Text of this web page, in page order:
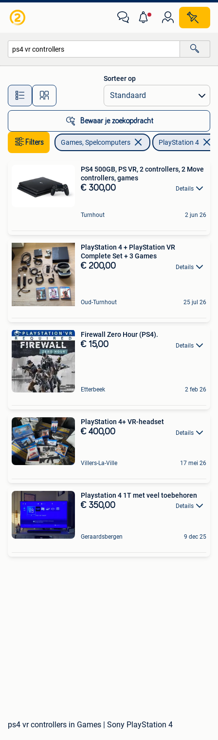
Alle afstanden…
Sorteer op
Bewaar je zoekopdracht
Filters Games, Spelcomputers PlayStation 4
PS4 500GB, PS VR, 2 controllers, 2 Move
controllers, games
€ 300,00 Details
Turnhout 2 jun 26
PlayStation 4 + PlayStation VR
Complete Set + 3 Games
€ 200,00 Details
Oud-Turnhout 25 jul 26
Firewall Zero Hour (PS4).
€ 15,00 Details
Etterbeek 2 feb 26
PlayStation 4+ VR-headset
€ 400,00 Details
Villers-La-Ville 17 mei 26
Playstation 4 1T met veel toebehoren
€ 350,00 Details
Geraardsbergen 9 dec 25
ps4 vr controllers in Games | Sony PlayStation 4